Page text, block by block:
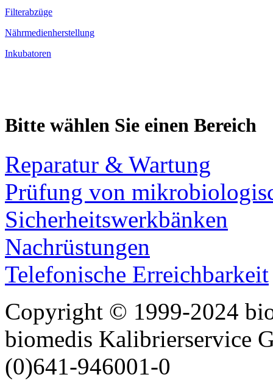
Filterabzüge
Nährmedienherstellung
Inkubatoren
Bitte wählen Sie einen Bereich
Reparatur & Wartung
Prüfung von
Sicherheitswerkbänken
Nachrüstungen
Telefonische Erreichbarkeit
Copyright © 1999-2024
biomedis Kalibrierservice
(0)641-946001-0